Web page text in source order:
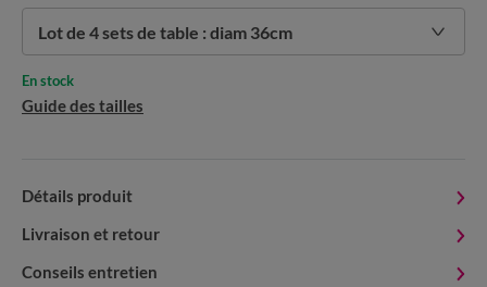
Lot de 4 sets de table : diam 36cm
Guide des tailles
En stock
Détails produit
Livraison et retour
Conseils entretien